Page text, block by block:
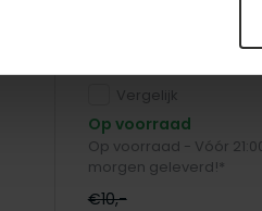
Stretch rok grijs
Vergelijk
Op voorraad
Op voorraad - Vóór
morgen geleverd!*
€10,-